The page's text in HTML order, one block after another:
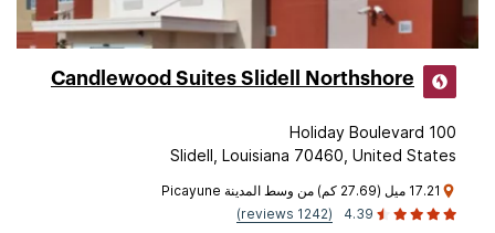
Candlewood Suites Slidell Northshore
100 Holiday Boulevard
Slidell, Louisiana 70460, United States
17.21 ميل (27.69 كم) من وسط المدينة Picayune
4.39
(1242 reviews)